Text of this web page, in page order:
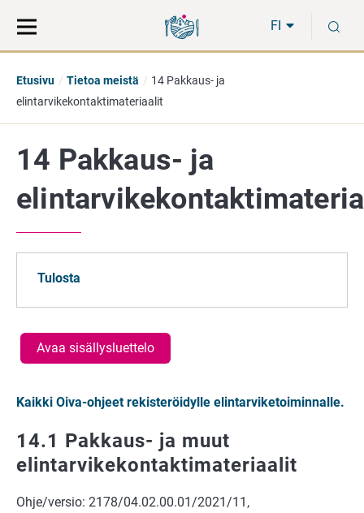
suoraan
sisältöön
koko
sivuston
FI
Etusivu Tietoa meistä
14 Pakkaus- ja
elintarvikekontaktimateriaalit
14 Pakkaus- ja
Tulosta
Avaa sisällysluettelo
Kaikki Oiva-ohjeet rekisteröidylle elintarviketoiminnalle.
14.1 Pakkaus- ja muut
elintarvikekontaktimateriaalit
Ohje/versio: 2178/04.02.00.01/2021/11,